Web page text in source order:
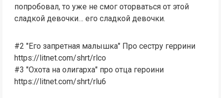
попробовал, то уже не смог оторваться от этой
сладкой девочки… его сладкой девочки.
#2 "Его запретная малышка" Про сестру геррини
https://litnet.com/shrt/rlco
#3 "Охота на олигарха" про отца героини
https://litnet.com/shrt/rlu6